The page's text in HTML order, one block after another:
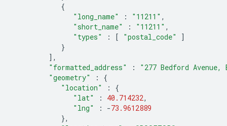
{
"long_name"
: "11211" ,
"short_name"
: "11211" ,
"types"
: [ "postal_code"
]
}
],
"formatted_address"
:
"277 Bedford Avenue,
"geometry"
:
{
"location"
:
{
"lat"
: 40.714232,
"lng"
: -73.9612889
},